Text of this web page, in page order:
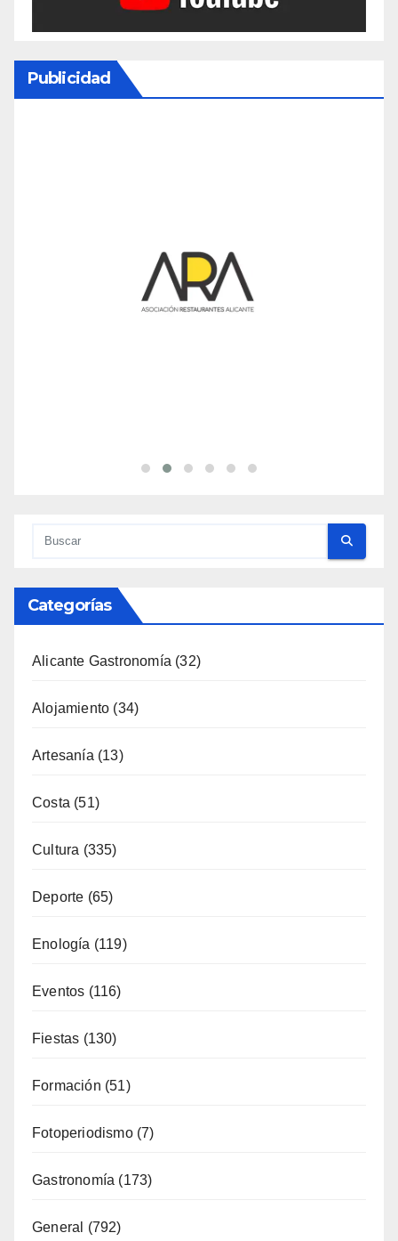
Publicidad
Categorías
Alicante Gastronomía (32)
Alojamiento (34)
Artesanía (13)
Costa (51)
Cultura (335)
Deporte (65)
Enología (119)
Eventos (116)
Fiestas (130)
Formación (51)
Fotoperiodismo(7)
Gastronomía (173)
General (792)